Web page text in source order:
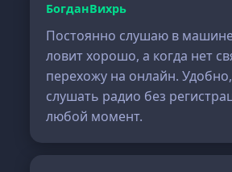
БогданВихрь
Постоянно слушаю в
ловит хорошо, а когда нет
перехожу на онлайн.
слушать радио без
любой момент.